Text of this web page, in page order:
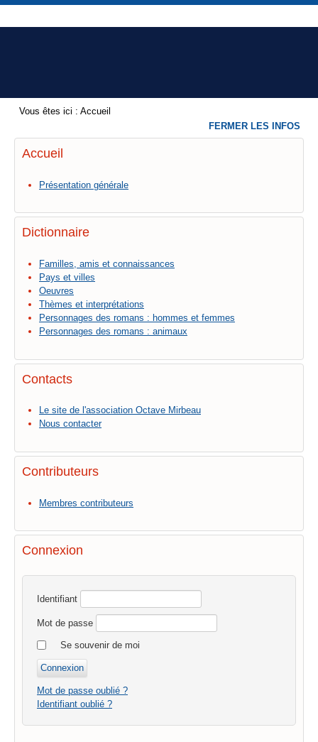
Vous êtes ici : Accueil
Accueil
Présentation générale
Dictionnaire
Familles, amis et connaissances
Pays et villes
Oeuvres
Thèmes et interprétations
Personnages des romans : hommes et femmes
Personnages des romans : animaux
Contacts
Le site de l'association Octave Mirbeau
Nous contacter
Contributeurs
Membres contributeurs
Connexion
Identifiant
Mot de passe
Se souvenir de moi
Mot de passe oublié ?
Identifiant oublié ?
FERMER LES INFOS